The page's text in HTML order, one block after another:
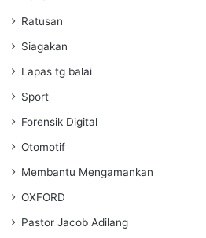
Ratusan
Siagakan
Lapas tg balai
Sport
Forensik Digital
Otomotif
Membantu Mengamankan
OXFORD
Pastor Jacob Adilang